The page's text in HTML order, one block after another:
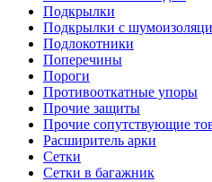
Подкрылки
Подкрылки с
Подлокотники
Поперечины
Пороги
Противооткатные упоры
Прочие защиты
Прочие сопутствующие
Расширитель арки
Сетки
Сетки в багажник